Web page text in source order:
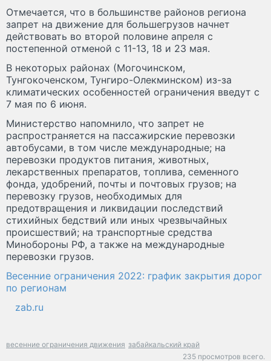
Отмечается, что в большинстве районов региона
запрет на движение для большегрузов начнет
действовать во второй половине апреля с
постепенной отменой с 11-13, 18 и 23 мая.
В некоторых районах (Могочинском,
Тунгокоченском, Тунгиро-Олекминском) из-за
климатических особенностей ограничения введут с
7 мая по 6 июня.
Министерство напомнило, что запрет не
распространяется на пассажирские перевозки
автобусами, в том числе международные; на
перевозки продуктов питания, животных,
лекарственных препаратов, топлива, семенного
фонда, удобрений, почты и почтовых грузов; на
перевозку грузов, необходимых для
предотвращения и ликвидации последствий
стихийных бедствий или иных чрезвычайных
происшествий; на транспортные средства
Минобороны РФ, а также на международные
перевозки грузов.
Весенние ограничения 2022: график закрытия дорог
по регионам
zab.ru
весенние ограничения движения забайкальский край
235 просмотров всего.